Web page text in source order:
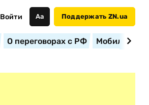
Войти Аа Поддержать ZN.ua
О переговорах с РФ